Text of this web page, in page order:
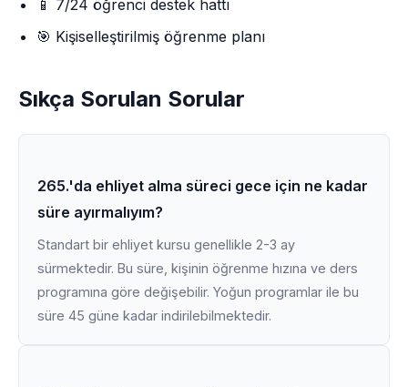
📱 7/24 öğrenci destek hattı
🎯 Kişiselleştirilmiş öğrenme planı
Sıkça Sorulan Sorular
265.'da ehliyet alma süreci gece için ne kadar
süre ayırmalıyım?
Standart bir ehliyet kursu genellikle 2-3 ay
sürmektedir. Bu süre, kişinin öğrenme hızına ve ders
programına göre değişebilir. Yoğun programlar ile bu
süre 45 güne kadar indirilebilmektedir.